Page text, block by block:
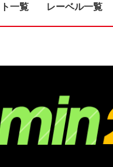
一覧 レーベル一覧